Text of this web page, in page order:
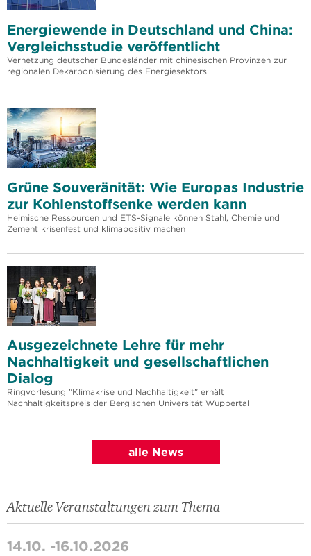
Energiewende in Deutschland und China:
Vergleichsstudie veröffentlicht
Vernetzung deutscher Bundesländer mit chinesischen Provinzen zur
regionalen Dekarbonisierung des Energiesektors
Grüne Souveränität: Wie Europas Industrie
zur Kohlenstoffsenke werden kann
Heimische Ressourcen und ETS-Signale können Stahl, Chemie und
Zement krisenfest und klimapositiv machen
Ausgezeichnete Lehre für mehr
Nachhaltigkeit und gesellschaftlichen
Dialog
Ringvorlesung "Klimakrise und Nachhaltigkeit" erhält
Nachhaltigkeitspreis der Bergischen Universität Wuppertal
alle News
Aktuelle Veranstaltungen zum Thema
14.10. -16.10.2026